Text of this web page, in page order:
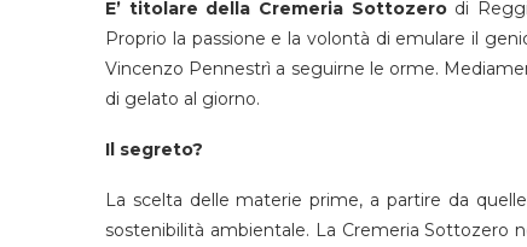
E’ titolare della Cremeria Sottozerodi
Proprio la passione e la volontà di emulare il
Vincenzo Pennestrì a seguirne le orme.
di gelato al giorno.
Il segreto?
La scelta delle materie prime, a partire da
sostenibilità ambientale. La Cremeria Sottozero